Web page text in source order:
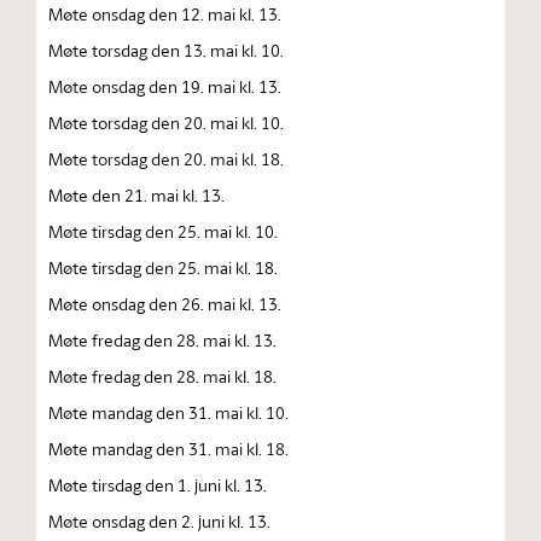
Møte onsdag den 12. mai kl. 13.
Møte torsdag den 13. mai kl. 10.
Møte onsdag den 19. mai kl. 13.
Møte torsdag den 20. mai kl. 10.
Møte torsdag den 20. mai kl. 18.
Møte den 21. mai kl. 13.
Møte tirsdag den 25. mai kl. 10.
Møte tirsdag den 25. mai kl. 18.
Møte onsdag den 26. mai kl. 13.
Møte fredag den 28. mai kl. 13.
Møte fredag den 28. mai kl. 18.
Møte mandag den 31. mai kl. 10.
Møte mandag den 31. mai kl. 18.
Møte tirsdag den 1. juni kl. 13.
Møte onsdag den 2. juni kl. 13.